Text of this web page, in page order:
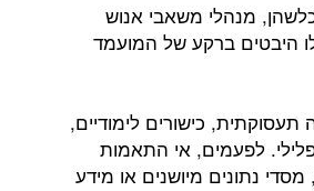
מנהלי משאבי אנוש
היבטים ברקע של המועמד
תעסוקתית, כישורים לימודיים,
לפעמים, אי התאמות
נתונים מיושנים או מידע